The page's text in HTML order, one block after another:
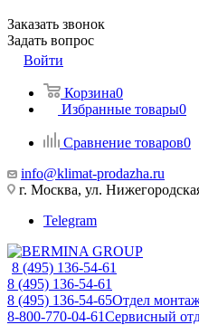
Заказать звонок
Задать вопрос
Войти
Корзина0
Избранные товары0
Сравнение товаров0
info@klimat-prodazha.ru
г. Москва, ул.
Telegram
8 (495) 136-54-61
8 (495) 136-54-61
8 (495) 136-54-65Отдел
8-800-770-04-61Сервисный